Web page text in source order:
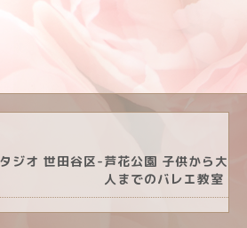
ジオ 世田谷区-芦花公園 子供から大
人までのバレエ教室